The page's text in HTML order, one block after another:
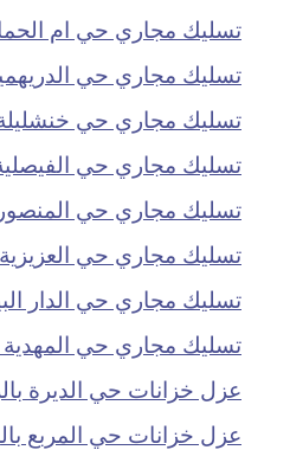
تسليك مجاري حي ام
تسليك مجاري حي
تسليك مجاري حي
تسليك مجاري حي
تسليك مجاري حي
تسليك مجاري حي
تسليك مجاري حي الدار
تسليك مجاري حي المهدية
عزل خزانات حي الديرة
عزل خزانات حي المربع